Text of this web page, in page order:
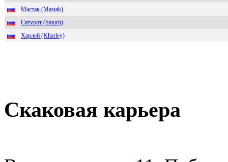
Мастак (Mastak)
Сатурит (Saturit)
Харлей (Kharley)
Скаковая карьера